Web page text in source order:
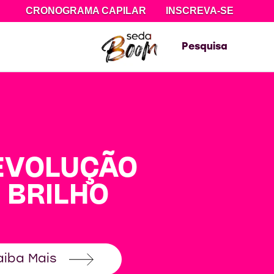
CRONOGRAMA CAPILAR INSCREVA-SE
Pesquisa
BRILHO
Mais
<span